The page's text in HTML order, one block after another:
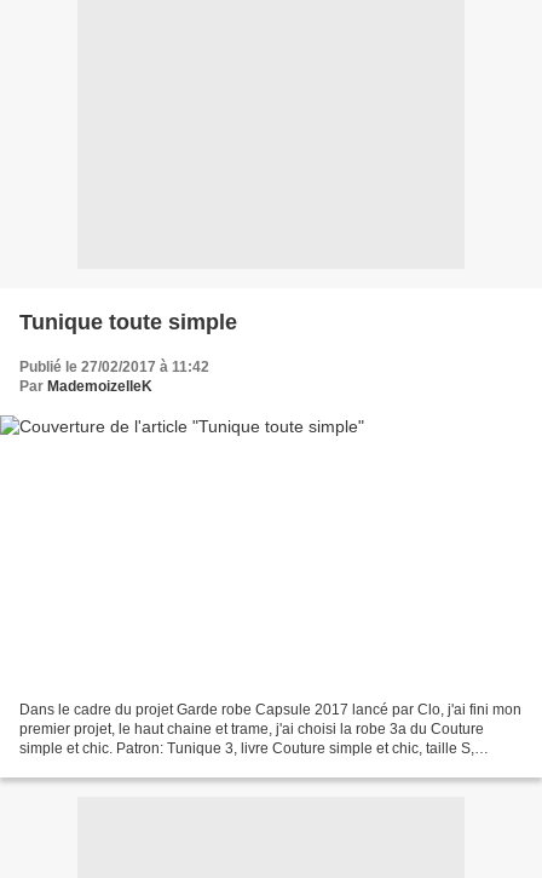
Tunique toute simple
Publié le 27/02/2017 à 11:42
Par MademoizelleK
Dans le cadre du projet Garde robe Capsule 2017 lancé par Clo, j'ai fini mon
premier projet, le haut chaine et trame, j'ai choisi la robe 3a du Couture
simple et chic. Patron: Tunique 3, livre Couture simple et chic, taille S,